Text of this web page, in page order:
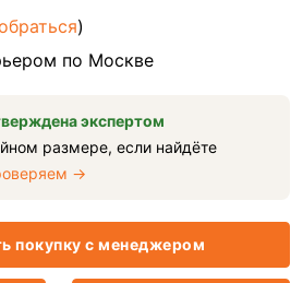
)
по Москве
экспертом
размере, если найдёте
→
покупку с менеджером